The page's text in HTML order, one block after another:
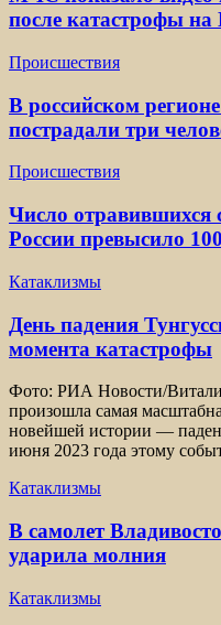
после катастрофы
Происшествия
В российском
пострадали три
Происшествия
Число отравившихся
России превысило
Катаклизмы
День падения
момента катастрофы
Фото: РИА Новости/
произошла самая
новейшей истории —
июня 2023 года этому
Катаклизмы
В самолет
ударила молния
Катаклизмы